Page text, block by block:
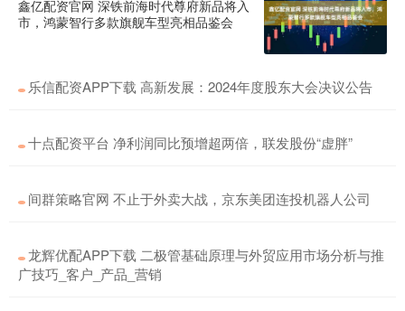
鑫亿配资官网 深铁前海时代尊府新品将入
市，鸿蒙智行多款旗舰车型亮相品鉴会
乐信配资APP下载 高新发展：2024年度股东大会决议公告
十点配资平台 净利润同比预增超两倍，联发股份“虚胖”
间群策略官网 不止于外卖大战，京东美团连投机器人公司
龙辉优配APP下载 二极管基础原理与外贸应用市场分析与推
广技巧_客户_产品_营销